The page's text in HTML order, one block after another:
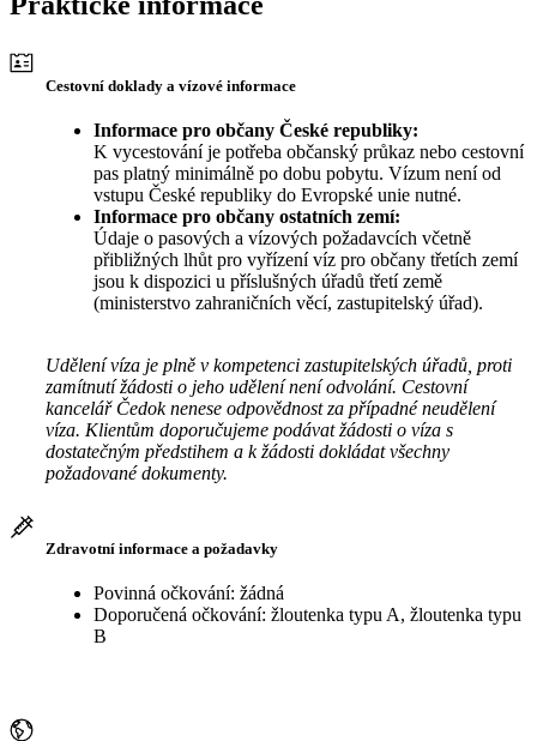
Cestovní doklady a vízové informace
Informace pro občany České republiky:
K vycestování je potřeba občanský průkaz nebo cestovní
pas platný minimálně po dobu pobytu. Vízum není od
vstupu České republiky do Evropské unie nutné.
Informace pro občany ostatních zemí:
Údaje o pasových a vízových požadavcích včetně
přibližných lhůt pro vyřízení víz pro občany třetích zemí
jsou k dispozici u příslušných úřadů třetí země
(ministerstvo zahraničních věcí, zastupitelský úřad).
Udělení víza je plně v kompetenci zastupitelských úřadů, proti
zamítnutí žádosti o jeho udělení není odvolání. Cestovní
kancelář Čedok nenese odpovědnost za případné neudělení
víza. Klientům doporučujeme podávat žádosti o víza s
dostatečným předstihem a k žádosti dokládat všechny
požadované dokumenty.
Zdravotní informace a požadavky
Povinná očkování: žádná
Doporučená očkování: žloutenka typu A, žloutenka typu
B